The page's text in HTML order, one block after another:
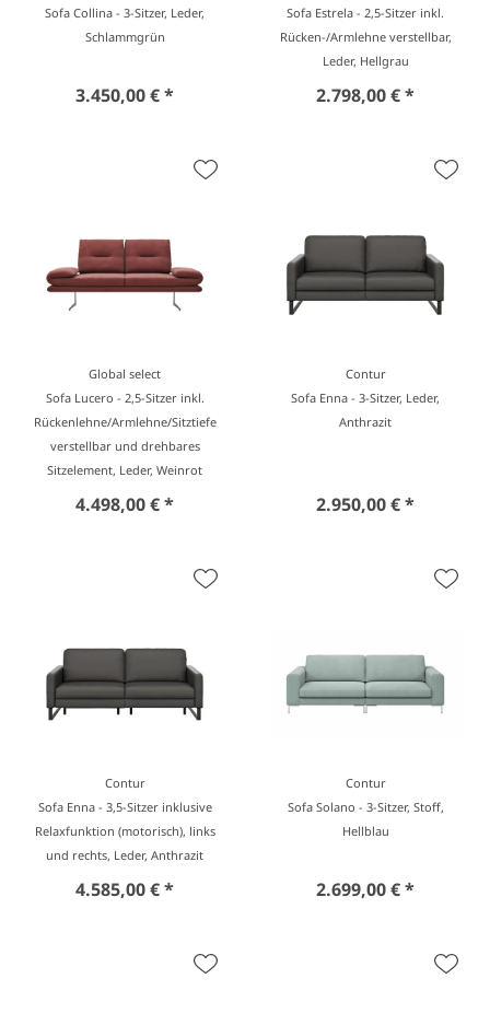
Sofa Collina - 3-Sitzer, Leder,
Schlammgrün
3.450,00 € *
Sofa Estrela - 2,5-Sitzer inkl.
Rücken-/Armlehne verstellbar,
Leder, Hellgrau
2.798,00 € *
Global select
Sofa Lucero - 2,5-Sitzer inkl.
Rückenlehne/Armlehne/Sitztiefe
verstellbar und drehbares
Sitzelement, Leder, Weinrot
4.498,00 € *
Contur
Sofa Enna - 3-Sitzer, Leder,
Anthrazit
2.950,00 € *
Contur
Sofa Enna - 3,5-Sitzer inklusive
Relaxfunktion (motorisch), links
und rechts, Leder, Anthrazit
4.585,00 € *
Contur
Sofa Solano - 3-Sitzer, Stoff,
Hellblau
2.699,00 € *